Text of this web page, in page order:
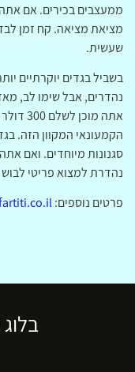
ממעצבים בכירים. אם
מציאת מציאה. קח זמן
שעשית.
בשביל בגדים יוקרתיים
נהדרים, אבל שימו לב,
אתה
הקמעונאי המקוון הזה.
סגנונות מיוחדים. ואם
נהדרת למצוא פריטי לבוש
פרטים נוספים: